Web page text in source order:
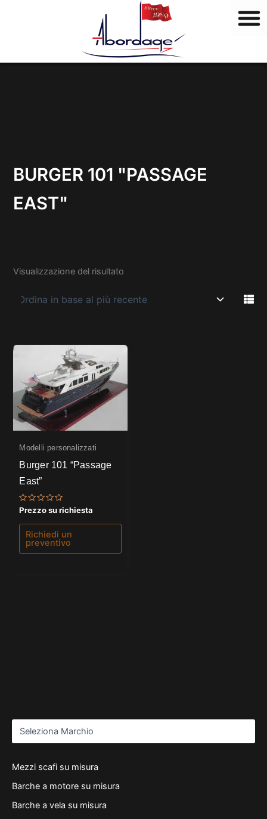
i
Mezzi scafi su misura
Barche a motore su misura
Barche a vela su misura
BURGER 101 "PASSAGE
EAST"
Visualizzazione del risultato
Modelli personalizzati
Burger 101 “Passage
East”
Valutato
0
su
Prezzo su richiesta
Richiedi un
preventivo